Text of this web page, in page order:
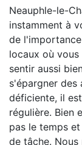
Neauphle-le-
instamment à
de
locaux où
sentir aussi
s'épargner des
déficiente, il
régulière. Bien
pas le temps
de tâche.